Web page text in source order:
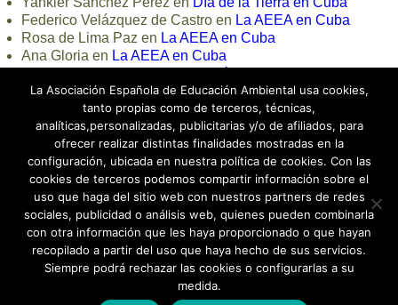
Federico Velázquez de Castro en La AEEA en Cuba
Rosa de Lima Paz en La AEEA en Cuba
Ana Gloria en La AEEA en Cuba
Política de Privacidad
La Asociación Española de Educación Ambiental usa cookies,
tanto propias como de terceros, técnicas,
analíticas,personalizadas, publicitarias y/o de afiliados, para
ofrecer realizar distintas finalidades mostradas en la
configuración, ubicada en nuestra política de cookies. Con las
cookies de terceros podemos compartir información sobre el
uso que haga del sitio web con nuestros partners de redes
sociales, publicidad o análisis web, quienes pueden combinarla
con otra información que les haya proporcionado o que hayan
recopilado a partir del uso que haya hecho de sus servicios.
Siempre podrá rechazar las cookies o configurarlas a su
medida.